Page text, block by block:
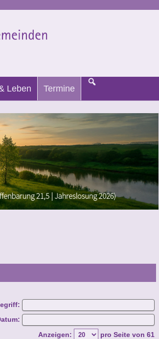
Leben Termine
Anzeigen:
pro Seite von 61